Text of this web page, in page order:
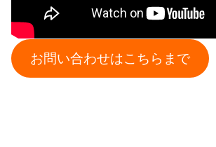
お問い合わせはこちらまで